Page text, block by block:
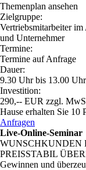
Themenplan ansehen
Zielgruppe:
Vertriebsmitarbeiter
und Unternehmer
Termine:
Termine auf Anfrage
Dauer:
9.30 Uhr bis 13.00 Uhr
Investition:
290,-- EUR zzgl.
Hause erhalten Sie 10
Anfragen
Live-Online-Seminar
WUNSCHKUNDEN
PREISSTABIL
Gewinnen und